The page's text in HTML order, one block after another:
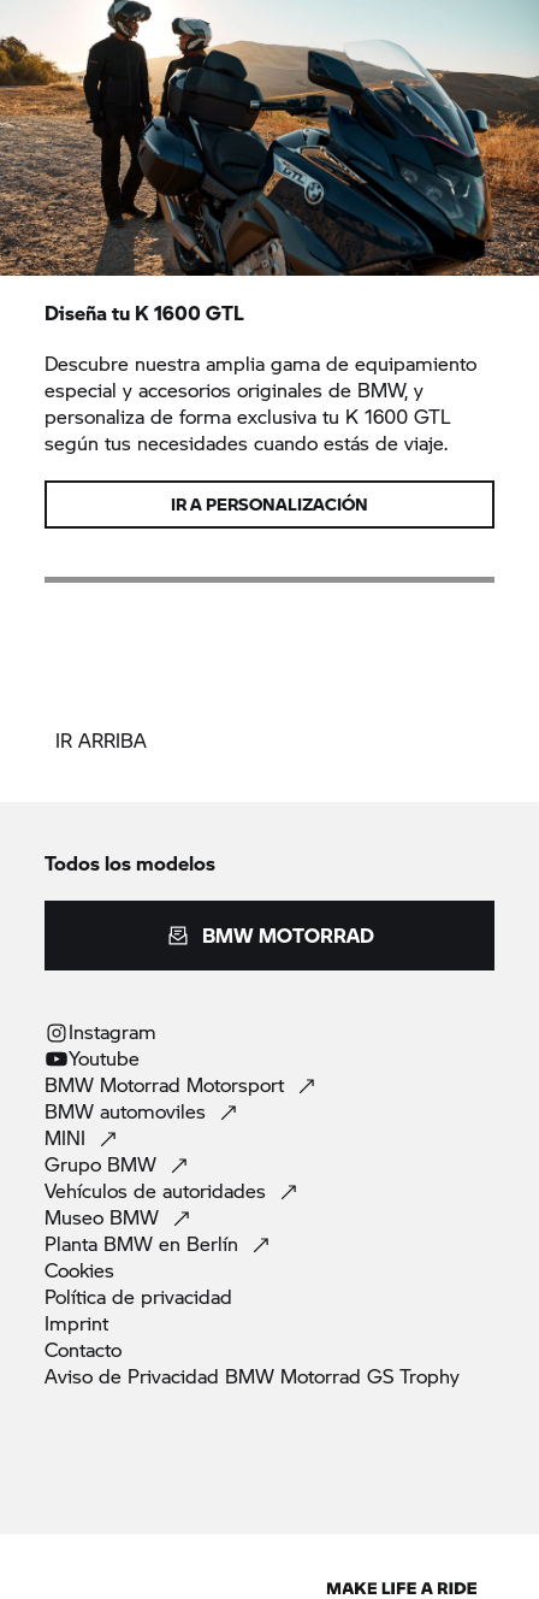
Diseña tu K 1600 GTL
Descubre nuestra amplia gama de equipamiento
especial y accesorios originales de BMW, y
personaliza de forma exclusiva tu K 1600 GTL
según tus necesidades cuando estás de viaje.
IR A PERSONALIZACIÓN
IR ARRIBA
Todos los modelos
BMW MOTORRAD
Instagram
Youtube
BMW Motorrad Motorsport
BMWautomoviles
MINI
Grupo BMW
Vehículos deautoridades
Museo BMW
Planta BMW en Berlín
Cookies
Política de privacidad
Imprint
Contacto
Aviso de Privacidad BMW Motorrad GSTrophy